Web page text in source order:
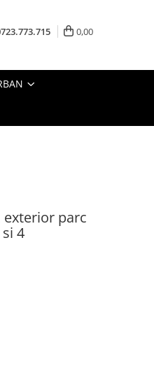
0,00
exterior parc
4